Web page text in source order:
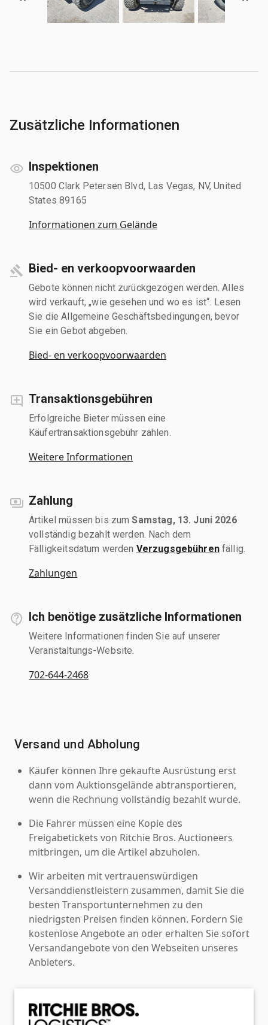
Zusätzliche Informationen
Inspektionen
10500 Clark Petersen Blvd, Las Vegas, NV, United
States 89165
Informationen zum Gelände
Bied- en verkoopvoorwaarden
Gebote können nicht zurückgezogen werden. Alles
wird verkauft, „wie gesehen und wo es ist“. Lesen
Sie die Allgemeine Geschäftsbedingungen, bevor
Sie ein Gebot abgeben.
Bied- en verkoopvoorwaarden
Transaktionsgebühren
Erfolgreiche Bieter müssen eine
Käufertransaktionsgebühr zahlen.
Weitere Informationen
Zahlung
Artikel müssen bis zumSamstag, 13. Juni 2026
vollständig bezahlt werden. Nach dem
Fälligkeitsdatum werden Verzugsgebührenfällig.
Zahlungen
Ich benötige zusätzliche Informationen
Weitere Informationen finden Sie auf unserer
Veranstaltungs-Website.
702-644-2468
Versand und Abholung
Käufer können Ihre gekaufte Ausrüstung erst
dann vom Auktionsgelände abtransportieren,
wenn die Rechnung vollständig bezahlt wurde.
Die Fahrer müssen eine Kopie des
Freigabetickets von Ritchie Bros. Auctioneers
mitbringen, um die Artikel abzuholen.
Wir arbeiten mit vertrauenswürdigen
Versanddienstleistern zusammen, damit Sie die
besten Transportunternehmen zu den
niedrigsten Preisen finden können. Fordern Sie
kostenlose Angebote an oder erhalten Sie sofort
Versandangebote von den Webseiten unseres
Anbieters.